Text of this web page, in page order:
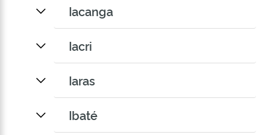
Iacanga
Iacri
Iaras
Ibaté